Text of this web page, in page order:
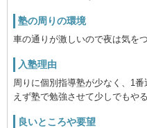
塾の周りの環境
車の通りが激しいので夜は気を
入塾理由
周りに個別指導塾が少なく、1
えず塾で勉強させて少しでもや
良いところや要望